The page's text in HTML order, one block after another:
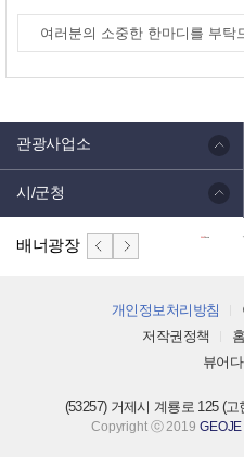
관광사업소
시/군청
배너광장
개인정보처리방침
저작권정책
뷰어
(53257) 거제시 계룡로 125 (
Copyright ⓒ 2019 GEOJE